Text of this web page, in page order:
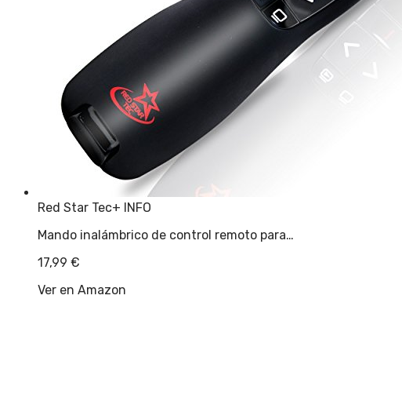
Red Star Tec+ INFO
Mando inalámbrico de control remoto para…
17,99 €
Ver en Amazon